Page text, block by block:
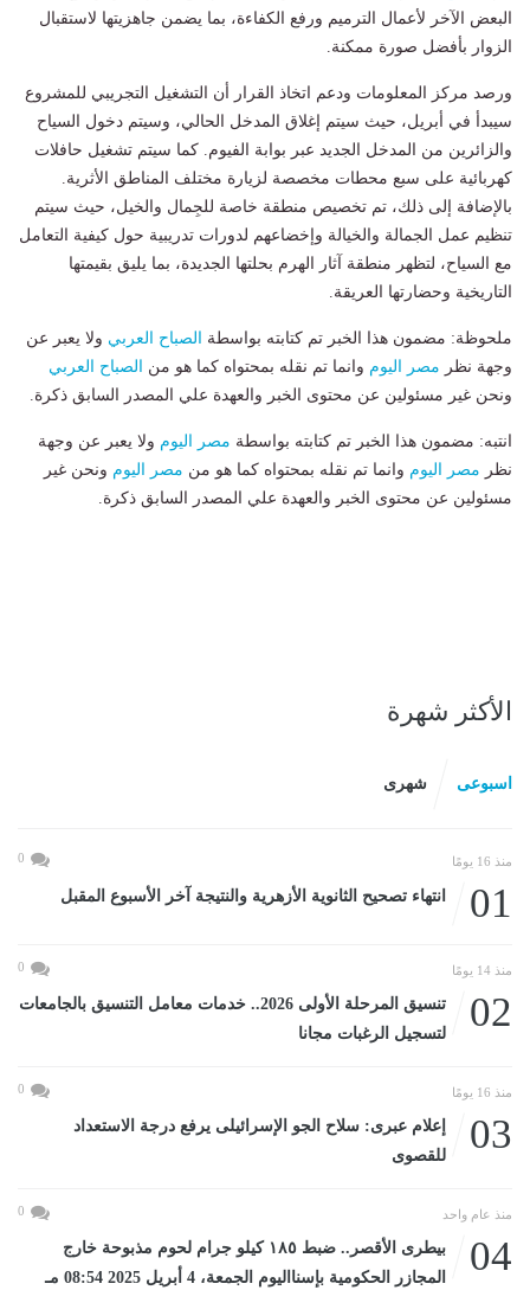
البعض الآخر لأعمال الترميم ورفع الكفاءة، بما يضمن جاهزيتها لاستقبال
الزوار بأفضل صورة ممكنة.
ورصد مركز المعلومات ودعم اتخاذ القرار أن التشغيل التجريبي للمشروع
سيبدأ في أبريل، حيث سيتم إغلاق المدخل الحالي، وسيتم دخول السياح
والزائرين من المدخل الجديد عبر بوابة الفيوم. كما سيتم تشغيل حافلات
كهربائية على سبع محطات مخصصة لزيارة مختلف المناطق الأثرية.
بالإضافة إلى ذلك، تم تخصيص منطقة خاصة للجِمال والخيل، حيث سيتم
تنظيم عمل الجمالة والخيالة وإخضاعهم لدورات تدريبية حول كيفية التعامل
مع السياح، لتظهر منطقة آثار الهرم بحلتها الجديدة، بما يليق بقيمتها
التاريخية وحضارتها العريقة.
ملحوظة: مضمون هذا الخبر تم كتابته بواسطة الصباح العربي ولا يعبر عن
وجهة نظر مصر اليوم وانما تم نقله بمحتواه كما هو من الصباح العربي
ونحن غير مسئولين عن محتوى الخبر والعهدة علي المصدر السابق ذكرة.
انتبه: مضمون هذا الخبر تم كتابته بواسطة مصر اليوم ولا يعبر عن وجهة
نظر مصر اليوم وانما تم نقله بمحتواه كما هو من مصر اليوم ونحن غير
مسئولين عن محتوى الخبر والعهدة علي المصدر السابق ذكرة.
الأكثر شهرة
اسبوعى شهرى
منذ 16 يومًا 0
01 انتهاء تصحيح الثانوية الأزهرية والنتيجة آخر الأسبوع المقبل
منذ 14 يومًا 0
02
تنسيق المرحلة الأولى 2026.. خدمات معامل التنسيق بالجامعات
لتسجيل الرغبات مجانا
منذ 16 يومًا 0
03
إعلام عبرى: سلاح الجو الإسرائيلى يرفع درجة الاستعداد
للقصوى
منذ عام واحد 0
04
بيطرى الأقصر.. ضبط ١٨٥ كيلو جرام لحوم مذبوحة خارج
المجازر الحكومية بإسنااليوم الجمعة، 4 أبريل 2025 08:54 مـ